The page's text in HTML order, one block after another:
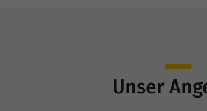
Unser